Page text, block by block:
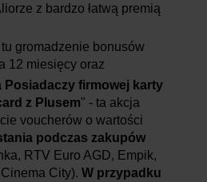
z bardzo łatwą premią
tu gromadzenie bonusów
12 miesięcy oraz
Posiadaczy firmowej karty
z Plusem" - ta akcja
voucherów o wartości
podczas zakupów
RTV Euro AGD, Empik,
City). W przypadku